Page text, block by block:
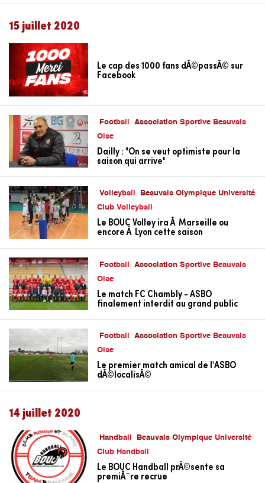
15 juillet 2020
Le cap des 1000 fans dÃ©passÃ© sur
Facebook
Football
Association Sportive Beauvais
Oise
Dailly : "On se veut optimiste pour la
saison qui arrive"
Volleyball
Beauvais Olympique Université
Club Volleyball
Le BOUC Volley ira Ã Marseille ou
encore Ã Lyon cette saison
Football
Association Sportive Beauvais
Oise
Le match FC Chambly - ASBO
finalement interdit au grand public
Football
Association Sportive Beauvais
Oise
Le premier match amical de l'ASBO
dÃ©localisÃ©
14 juillet 2020
Handball
Beauvais Olympique Université
Club Handball
Le BOUC Handball prÃ©sente sa
premiÃ¨re recrue